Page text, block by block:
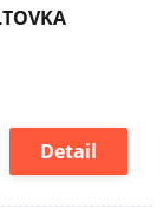
Detail